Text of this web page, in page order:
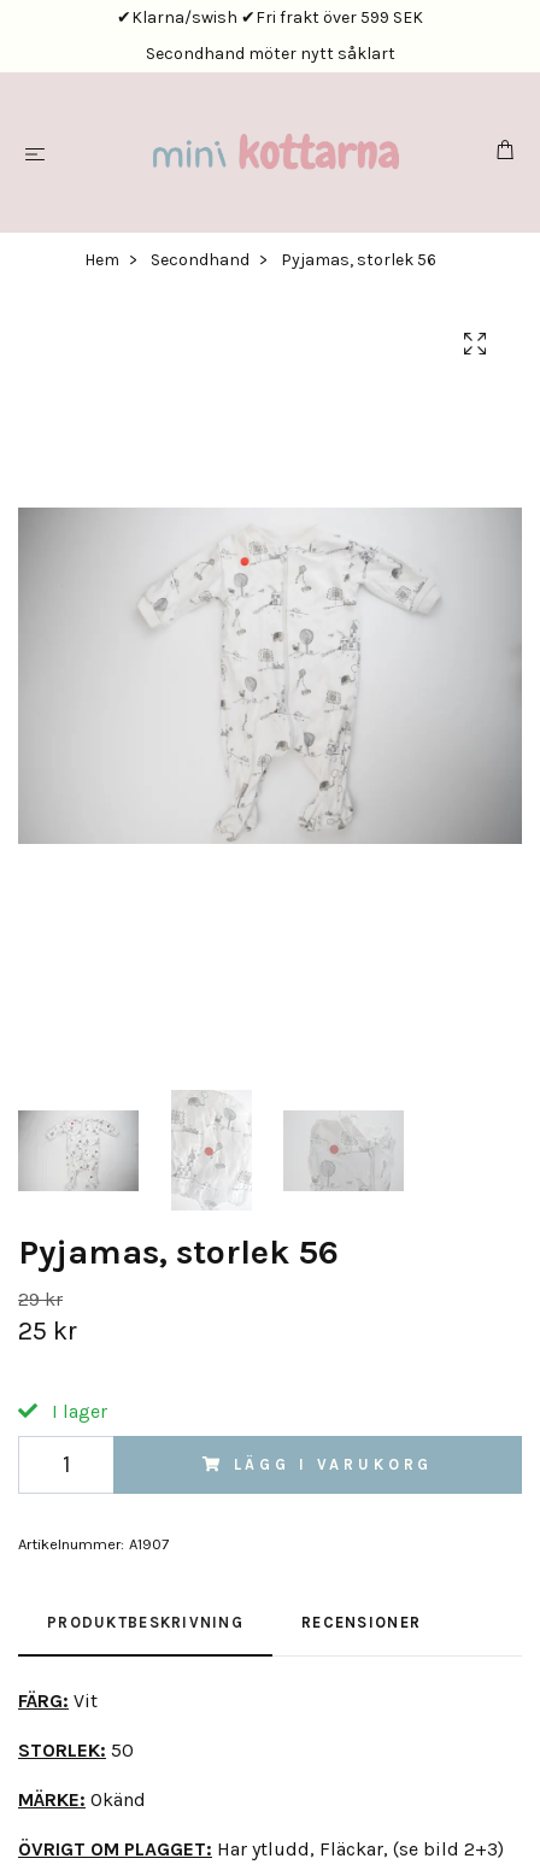
✔Klarna/swish ✔Fri frakt över 599 SEK
Secondhand möter nytt såklart
Hem Secondhand Pyjamas, storlek 56
Pyjamas, storlek 56
29 kr
25 kr
I lager
LÄGG I VARUKORG
Artikelnummer: A1907
PRODUKTBESKRIVNING RECENSIONER
FÄRG: Vit
STORLEK: 50
MÄRKE: Okänd
ÖVRIGT OM PLAGGET: Har ytludd, Fläckar, (se bild 2+3)